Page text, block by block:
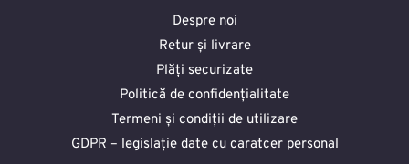
Despre noi
Retur și livrare
Plăți securizate
Politică de confidențialitate
Termeni și condiții de utilizare
GDPR – legislație date cu caratcer personal